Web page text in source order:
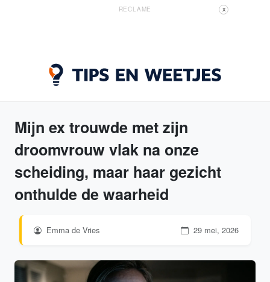
RECLAME X
Mijn ex trouwde met zijn
droomvrouw vlak na onze
scheiding, maar haar gezicht
onthulde de waarheid
Emma de Vries 29 mei, 2026